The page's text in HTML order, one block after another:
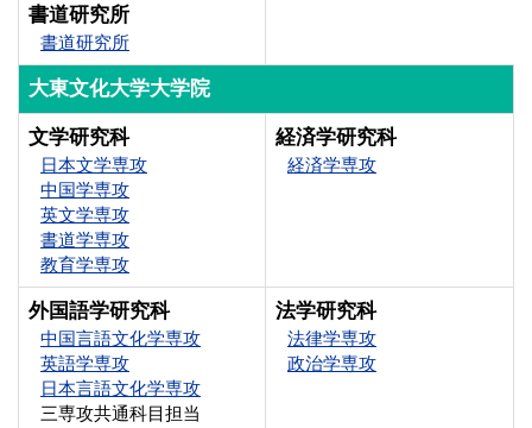
書道研究所
書道研究所
大東文化大学大学院
文学研究科
日本文学専攻
中国学専攻
英文学専攻
書道学専攻
教育学専攻
経済学研究科
経済学専攻
外国語学研究科
中国言語文化学専攻
英語学専攻
日本言語文化学専攻
三専攻共通科目担当
法学研究科
法律学専攻
政治学専攻